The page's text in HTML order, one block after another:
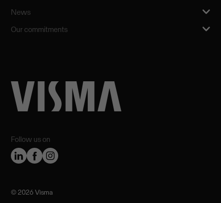
Follow us on
News
Our commitments
©️ 2026 Visma